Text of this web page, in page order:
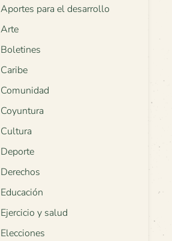
Aportes para el desarrollo
Arte
Boletines
Caribe
Comunidad
Coyuntura
Cultura
Deporte
Derechos
Educación
Ejercicio y salud
Elecciones